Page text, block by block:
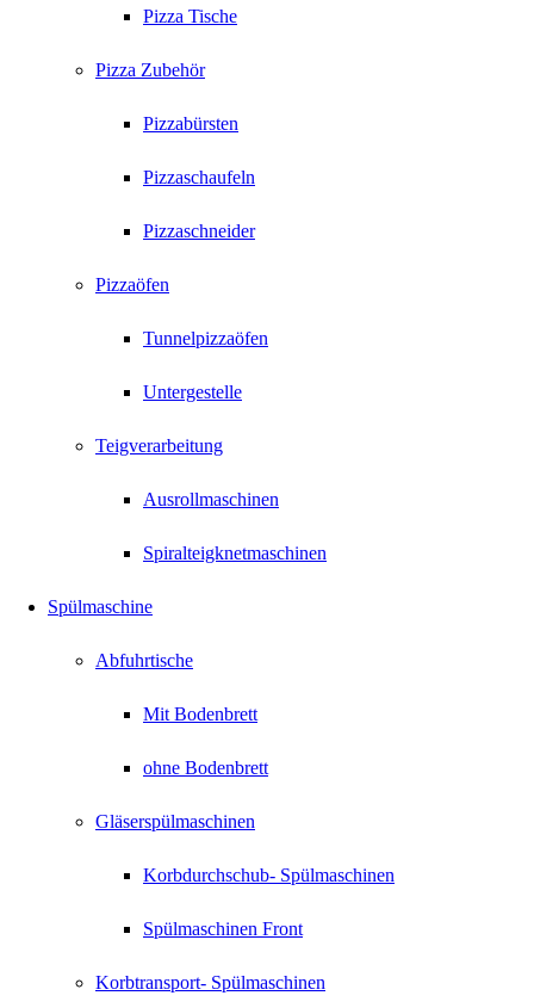
Pizza Tische
Pizza Zubehör
Pizzabürsten
Pizzaschaufeln
Pizzaschneider
Pizzaöfen
Tunnelpizzaöfen
Untergestelle
Teigverarbeitung
Ausrollmaschinen
Spiralteigknetmaschinen
Spülmaschine
Abfuhrtische
Mit Bodenbrett
ohne Bodenbrett
Gläserspülmaschinen
Korbdurchschub- Spülmaschinen
Spülmaschinen Front
Korbtransport- Spülmaschinen